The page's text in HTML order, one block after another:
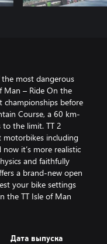
most dangerous
Man – Ride On the
before
Course, a 60 km-
the limit. TT 2
motorbikes including
it’s more realistic
and faithfully
a brand-new open
your bike settings
the TT Isle of Man
Дата выпуска